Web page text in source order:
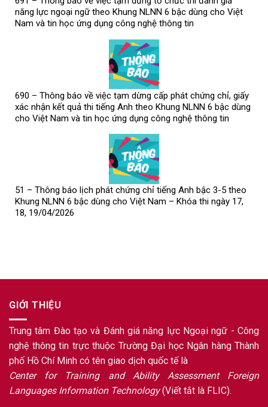
năng lực ngoại ngữ theo Khung NLNN 6 bậc dùng cho Việt
Nam và tin học ứng dụng công nghệ thông tin
690 – Thông báo về việc tạm dừng cấp phát chứng chỉ, giấy
xác nhận kết quả thi tiếng Anh theo Khung NLNN 6 bậc dùng
cho Việt Nam và tin học ứng dụng công nghệ thông tin
51 – Thông báo lịch phát chứng chỉ tiếng Anh bậc 3-5 theo
Khung NLNN 6 bậc dùng cho Việt Nam – Khóa thi ngày 17,
18, 19/04/2026
GIỚI THIỆU
Trung tâm Đào tạo và Đánh giá năng lực Ngoại ngữ - Công
nghệ thông tin trực thuộc Trường Đại học Ngân hàng Thành
phố Hồ Chí Minh có tên giao dịch quốc tế là
Center for Training and Ability Assessment Foreign
Languages Information Technology(Viết tắt là FLIC).